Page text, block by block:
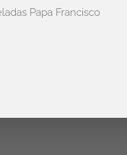
Papa Francisco